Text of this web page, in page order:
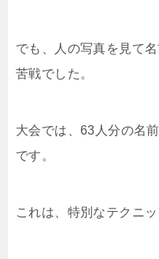
でも、人の写真を見て
苦戦でした。
大会では、63人分の名
です。
これは、特別なテクニ